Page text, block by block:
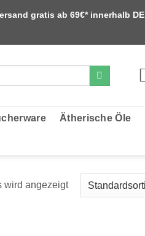
gratis ab 69€* innerhalb DE
Ätherische Öle
wird angezeigt